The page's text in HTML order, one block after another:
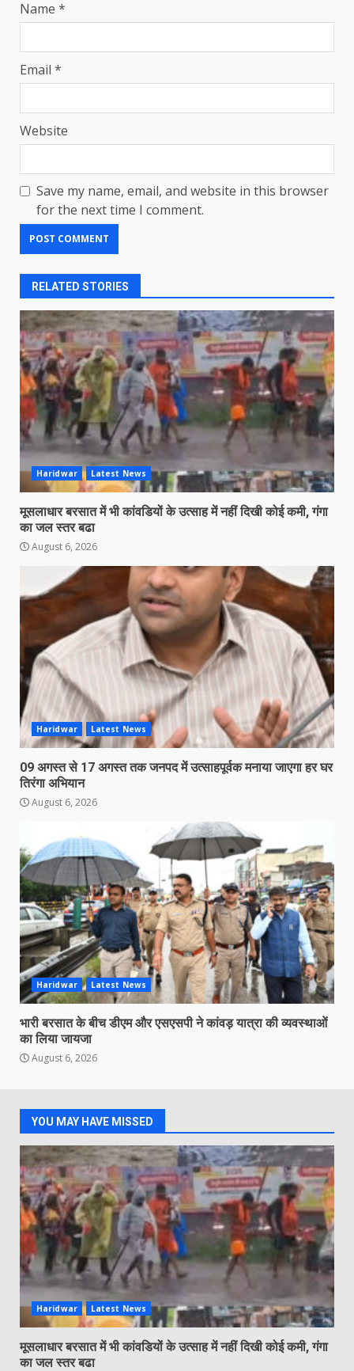
Name *
Email *
Website
Save my name, email, and website in this browser
for the next time I comment.
RELATED STORIES
Haridwar Latest News
मूसलाधार बरसात में भी कांवडियों के उत्साह में नहीं दिखी कोई कमी, गंगा
का जल स्तर बढा
August 6, 2026
Haridwar Latest News
09 अगस्त से 17 अगस्त तक जनपद में उत्साहपूर्वक मनाया जाएगा हर घर
तिरंगा अभियान
August 6, 2026
Haridwar Latest News
भारी बरसात के बीच डीएम और एसएसपी ने कांवड़ यात्रा की व्यवस्थाओं
का लिया जायजा
August 6, 2026
YOU MAY HAVE MISSED
Haridwar Latest News
मूसलाधार बरसात में भी कांवडियों के उत्साह में नहीं दिखी कोई कमी, गंगा
का जल स्तर बढा